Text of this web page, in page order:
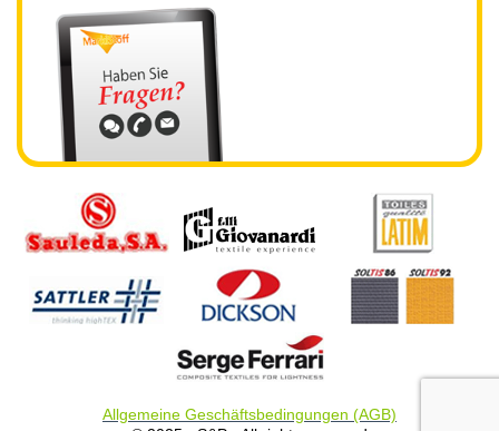
Allgemeine Geschäftsbedingungen (AGB)